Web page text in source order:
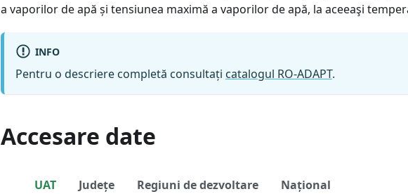
a vaporilor de apă și tensiunea maximă a vaporilor de apă, la aceeaşi
INFO
Pentru o descriere completă consultați catalogul RO-ADAPT.
Accesare date
UAT Județe Regiuni de dezvoltare Național